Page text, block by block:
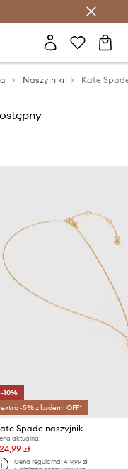
>
Naszyjniki Kate
-10%
extra -5% z kodem: OFF*
Spade naszyjnik
aktualna:
zł
Cena regularna: 419,99 zł